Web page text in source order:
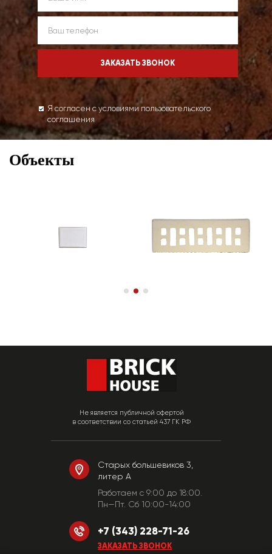
Я согласен с условиями пользовательского
соглашения
Объекты
Не является публичной офертой
в соответствии со статьей 437 ГК РФ
Старых большевиков 3,
литер А
Работаем c 9:00 до 18:00.
Пн—Пт. Сб 10:00-14:00
+7 (343) 228-71-26
ЗАКАЗАТЬ ЗВОНОК